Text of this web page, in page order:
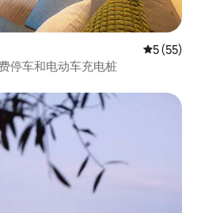
平均评分
5 (55)
停车和电动车充电桩